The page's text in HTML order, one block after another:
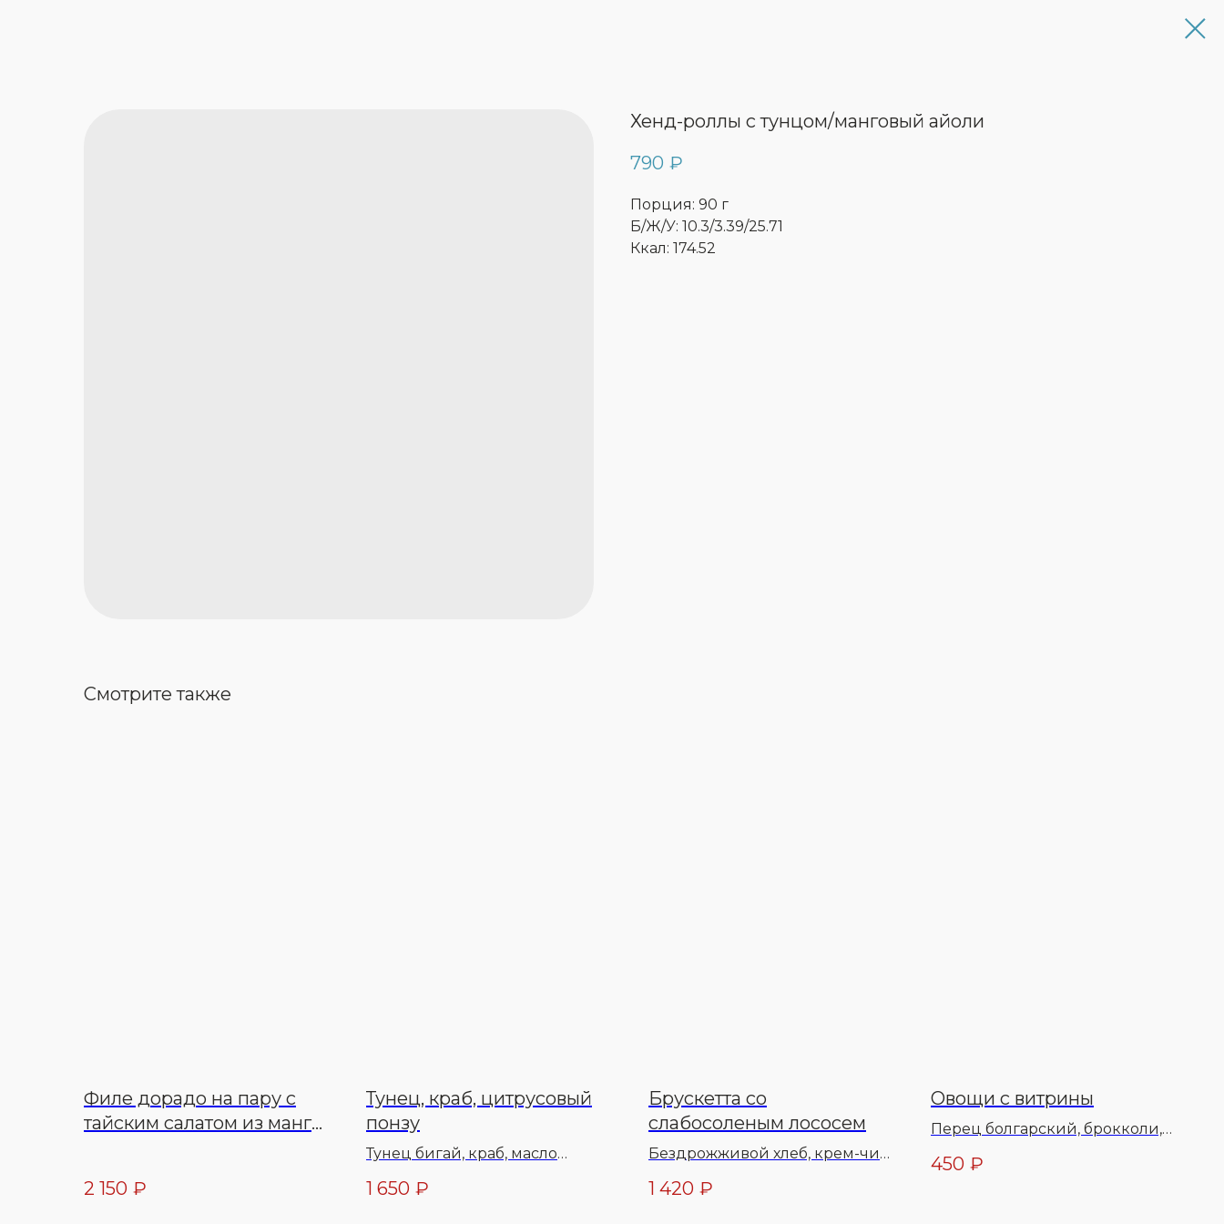
Хенд-роллы с тунцом/манговый айоли
790 ₽
Порция: 90 г
Б/Ж/У: 10.3/3.39/25.71
Ккал: 174.52
Смотрите также
Филе дорадо на пару с
тайским салатом из манго
2 150 ₽
Тунец, краб, цитрусовый
понзу
Тунец бигай, краб, масло
понзу, соус унаги, кунжут, соль,
1 650 ₽
Брускетта со
слабосоленым лососем
Бездрожживой хлеб, крем-чиз
горчичный, зелень, масло
1 420 ₽
Овощи с витрины
Перец болгарский, брокколи,
перец специи, масло
450 ₽